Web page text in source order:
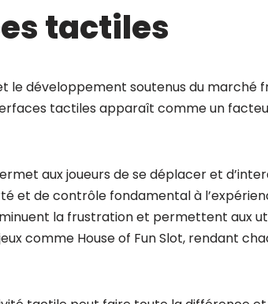
tactiles
le développement soutenus du marché
tactiles apparaît comme un
aux joueurs de se déplacer et
et de contrôle fondamental à
la frustration et permettent aux
comme House of Fun Slot, rendant